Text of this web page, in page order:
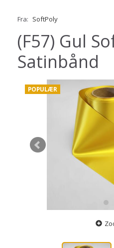
Fra: SoftPoly
(F57) Gul
Satinbånd
POPULÆR